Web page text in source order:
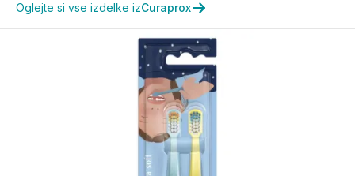
Oglejte si vse izdelke izCuraprox